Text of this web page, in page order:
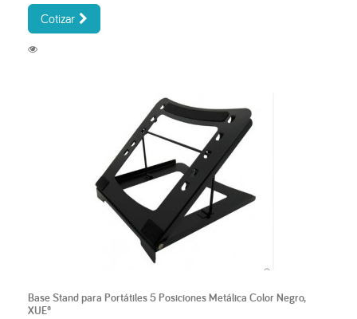
Cotizar
Base Stand para Portátiles 5 Posiciones Metálica Color Negro,
XUE®